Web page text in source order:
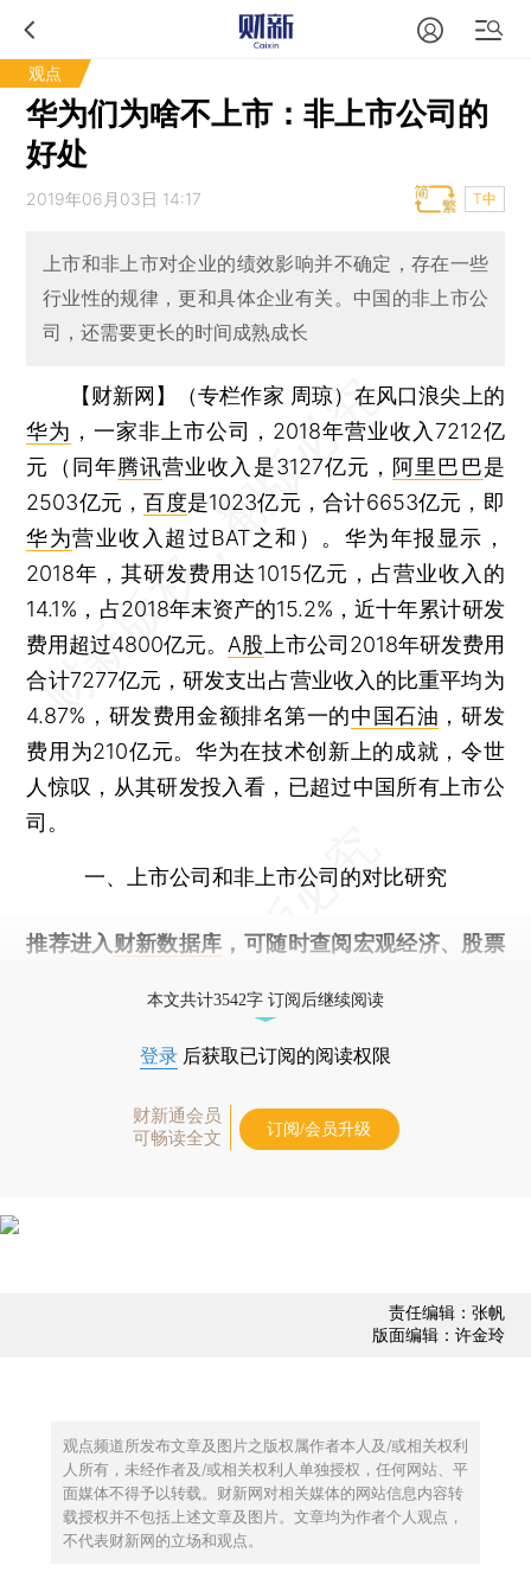
观点
华为们为啥不上市：非上市公司的
好处
2019年06月03日 14:17 T中
上市和非上市对企业的绩效影响并不确定，存在一些
行业性的规律，更和具体企业有关。中国的非上市公
司，还需要更长的时间成熟成长
【财新网】（专栏作家 周琼）在风口浪尖上的
华为 ，一家非上市公司，2018年营业收入7212亿
元（同年腾讯营业收入是3127亿元， 阿里巴巴是
2503亿元，百度是1023亿元，合计6653亿元，即
华为营业收入超过BAT之和）。华为年报显示，
2018年，其研发费用达1015亿元，占营业收入的
14.1%，占2018年末资产的15.2%，近十年累计研发
费用超过4800亿元。 A股 上市公司2018年研发费用
合计7277亿元，研发支出占营业收入的比重平均为
4.87%，研发费用金额排名第一的中国石油 ，研发
费用为210亿元。华为在技术创新上的成就，令世
人惊叹，从其研发投入看，已超过中国所有上市公
司。
一、上市公司和非上市公司的对比研究
推荐进入 财新数据库 ，可随时查阅宏观经济、股票
本文共计3542字 订阅后继续阅读
登录 后获取已订阅的阅读权限
财新通会员
可畅读全文
订阅/会员升级
责任编辑：张帆
版面编辑：许金玲
观点频道所发布文章及图片之版权属作者本人及/或相关权利
人所有，未经作者及/或相关权利人单独授权，任何网站、平
面媒体不得予以转载。财新网对相关媒体的网站信息内容转
载授权并不包括上述文章及图片。文章均为作者个人观点，
不代表财新网的立场和观点。